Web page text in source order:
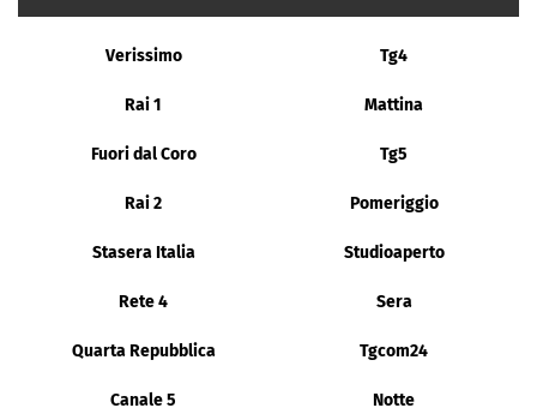
Verissimo Tg4
Rai 1 Mattina
Fuori dal Coro Tg5
Rai 2 Pomeriggio
Stasera Italia Studioaperto
Rete 4 Sera
Quarta Repubblica Tgcom24
Canale 5 Notte